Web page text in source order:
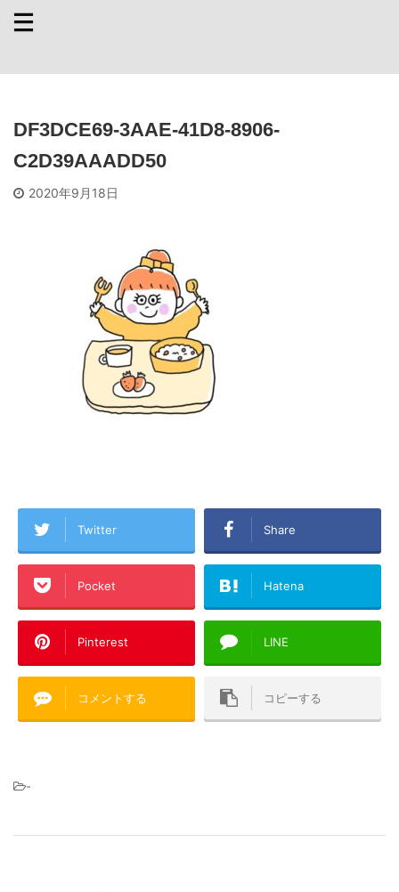
DF3DCE69-3AAE-41D8-8906-
C2D39AAADD50
2020年9月18日
Twitter Share
Pocket Hatena
Pinterest LINE
コメントする コピーする
-